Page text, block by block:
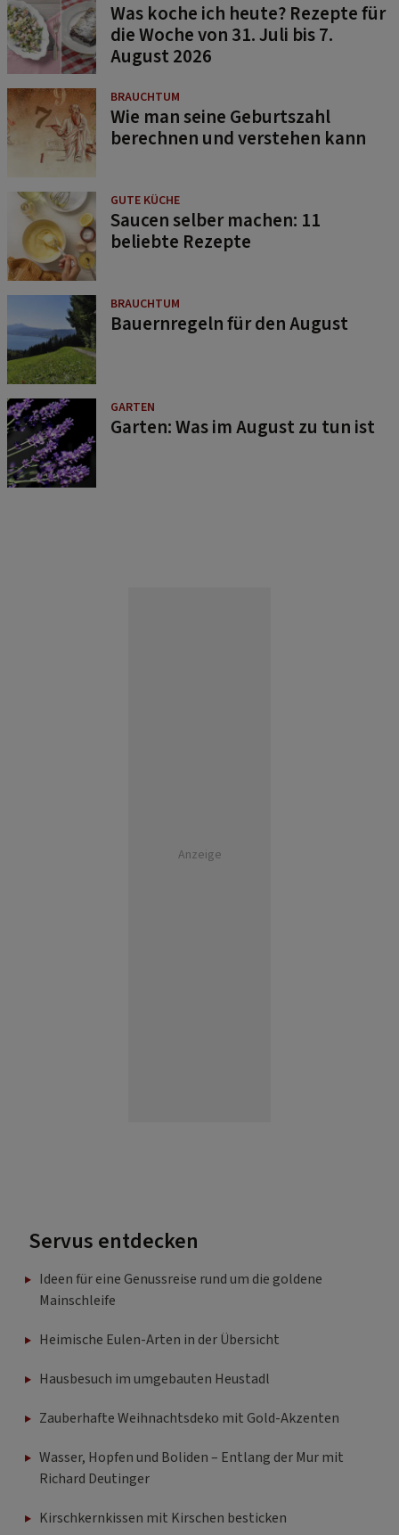
Was koche ich heute? Rezepte für
die Woche von 31. Juli bis 7.
August 2026
BRAUCHTUM
Wie man seine Geburtszahl
berechnen und verstehen kann
GUTE KÜCHE
Saucen selber machen: 11
beliebte Rezepte
BRAUCHTUM
Bauernregeln für den August
GARTEN
Garten: Was im August zu tun ist
Anzeige
Servus entdecken
Ideen für eine Genussreise rund um die goldene
Mainschleife
Heimische Eulen-Arten in der Übersicht
Hausbesuch im umgebauten Heustadl
Zauberhafte Weihnachtsdeko mit Gold-Akzenten
Wasser, Hopfen und Boliden – Entlang der Mur mit
Richard Deutinger
Kirschkernkissen mit Kirschen besticken